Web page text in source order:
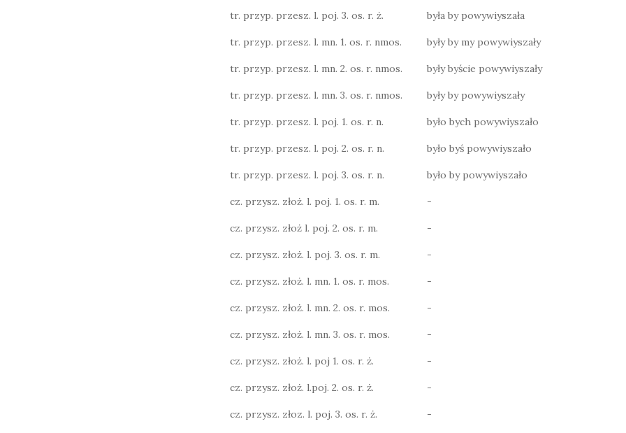
tr. przyp. przesz. l. poj. 3. os. r. ż. była by powywiyszała
tr. przyp. przesz. l. mn. 1. os. r. nmos. były by my powywiyszały
tr. przyp. przesz. l. mn. 2. os. r. nmos. były byście powywiyszały
tr. przyp. przesz. l. mn. 3. os. r. nmos. były by powywiyszały
tr. przyp. przesz. l. poj. 1. os. r. n. było bych powywiyszało
tr. przyp. przesz. l. poj. 2. os. r. n. było byś powywiyszało
tr. przyp. przesz. l. poj. 3. os. r. n. było by powywiyszało
cz. przysz. złoż. l. poj. 1. os. r. m. -
cz. przysz. złoż l. poj. 2. os. r. m. -
cz. przysz. złoż. l. poj. 3. os. r. m. -
cz. przysz. złoż. l. mn. 1. os. r. mos. -
cz. przysz. złoż. l. mn. 2. os. r. mos. -
cz. przysz. złoż. l. mn. 3. os. r. mos. -
cz. przysz. złoż. l. poj 1. os. r. ż. -
cz. przysz. złoż. l.poj. 2. os. r. ż. -
cz. przysz. złoz. l. poj. 3. os. r. ż. -